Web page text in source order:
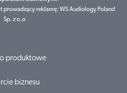
prowadzący reklamę: WS Audiology Poland
Sp. z o.o
produktowe
biznesu